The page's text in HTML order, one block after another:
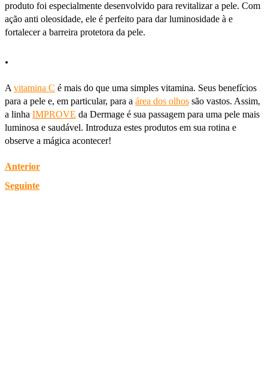
produto foi especialmente desenvolvido para revitalizar a pele. Com
ação anti oleosidade, ele é perfeito para dar luminosidade à e
fortalecer a barreira protetora da pele.
.
A vitamina C é mais do que uma simples vitamina. Seus benefícios
para a pele e, em particular, para a área dos olhos são vastos. Assim,
a linha IMPROVE da Dermage é sua passagem para uma pele mais
luminosa e saudável. Introduza estes produtos em sua rotina e
observe a mágica acontecer!
Anterior
Seguinte